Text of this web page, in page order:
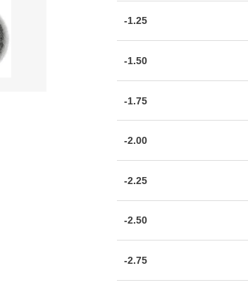
-1.25
-1.50
-1.75
-2.00
-2.25
-2.50
-2.75